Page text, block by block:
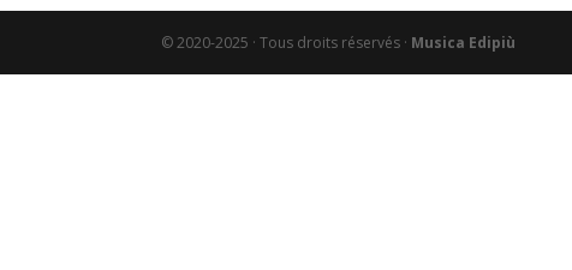
© 2020-2025 · Tous droits réservés · Musica Edipiù